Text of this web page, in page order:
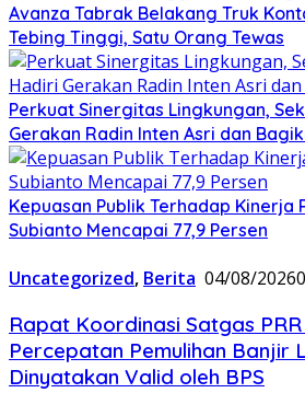
Avanza Tabrak Belakang Truk
Tebing Tinggi, Satu Orang Tewas
Perkuat Sinergitas Lingkungan,
Gerakan Radin Inten Asri dan
Kepuasan Publik Terhadap Kinerja
Subianto Mencapai 77,9 Persen
Uncategorized, Berita 04/08/2026
Rapat Koordinasi Satgas
Percepatan Pemulihan Banjir
Dinyatakan Valid oleh BPS